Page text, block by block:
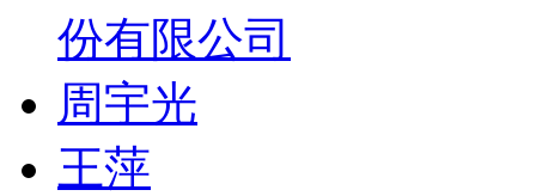
份有限公司
周宇光
王萍